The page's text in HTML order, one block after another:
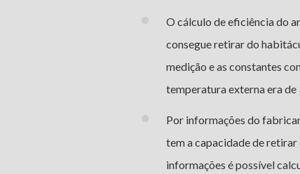
O cálculo de eficiência do
consegue retirar do
medição e as constantes
temperatura externa era de
Por informações do
tem a capacidade de retirar
informações é possível